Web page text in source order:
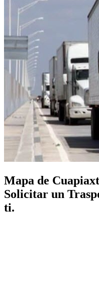
Mapa de
Solicitar un
ti.